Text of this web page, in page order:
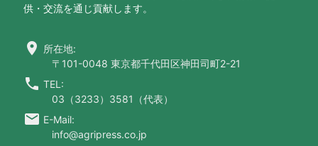
供・交流を通じ貢献します。
location_on 所在地:
〒101-0048 東京都千代田区神田司町2-21
call TEL:
03（3233）3581（代表）
email E-Mail:
info@agripress.co.jp